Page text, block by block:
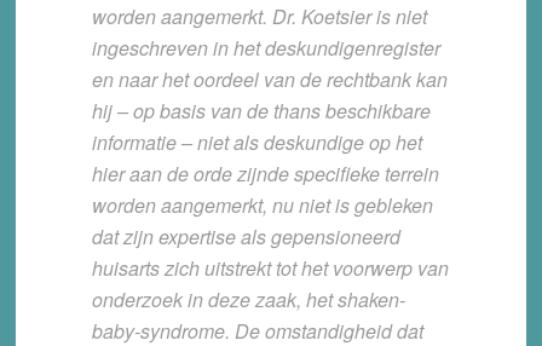
worden aangemerkt. Dr. Koetsier is niet
ingeschreven in het deskundigenregister
en naar het oordeel van de rechtbank kan
hij – op basis van de thans beschikbare
informatie – niet als deskundige op het
hier aan de orde zijnde specifieke terrein
worden aangemerkt, nu niet is gebleken
dat zijn expertise als gepensioneerd
huisarts zich uitstrekt tot het voorwerp van
onderzoek in deze zaak, het shaken-
baby-syndrome. De omstandigheid dat